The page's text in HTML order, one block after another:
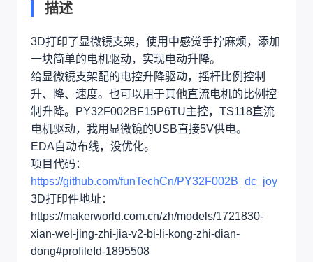
描述
3D打印了显微镜支架，使用中感觉手拧麻烦，添加
一块简单的电机驱动，实现电动升降。
给显微镜支架配的电控升降驱动，摇杆比例控制
升、降、速度。也可以用于其他直流电机的比例控
制升降。PY32F002BF15P6TU主控，TS118直流
电机驱动，我用显微镜的USB直接5V供电。
EDA自动布线，没优化。
项目代码：
https://github.com/funTechCn/PY32F002B_dc_joy
3D打印件地址：
https://makerworld.com.cn/zh/models/1721830-
xian-wei-jing-zhi-jia-v2-bi-li-kong-zhi-dian-
dong#profileId-1895508